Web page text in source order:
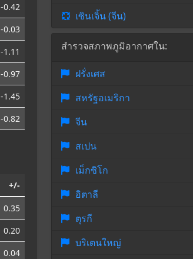
-0.42
-0.03
-1.11
-0.97
-1.45
-0.82
+/-
0.35
0.20
0.04
เซินเจิ้น (จีน)
สำรวจสภาพภูมิอากาศใน:
ฝรั่งเศส
สหรัฐอเมริกา
จีน
สเปน
เม็กซิโก
อิตาลี
ตุรกี
บริเตนใหญ่